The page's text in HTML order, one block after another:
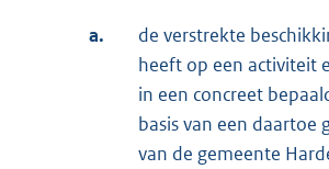
a.
de verstrekte
heeft op een activiteit
in een concreet
basis van een daartoe
van de gemeente